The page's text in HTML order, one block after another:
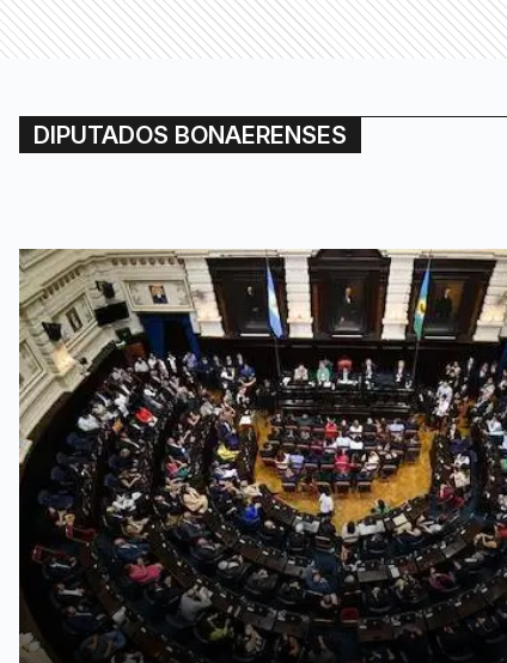
DIPUTADOS BONAERENSES